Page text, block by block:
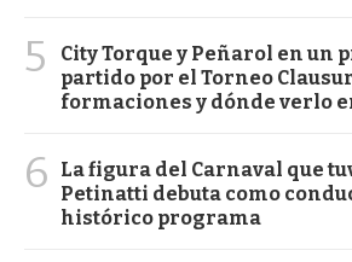
5
City Torque y Peñarol en un
partido por el Torneo
formaciones y dónde verlo
6
La figura del Carnaval que
Petinatti debuta como
histórico programa